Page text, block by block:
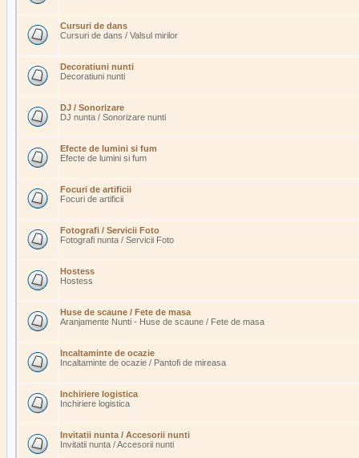
Cursuri de dans
Cursuri de dans / Valsul mirilor
Decoratiuni nunti
Decoratiuni nunti
DJ / Sonorizare
DJ nunta / Sonorizare nunti
Efecte de lumini si fum
Efecte de lumini si fum
Focuri de artificii
Focuri de artificii
Fotografi / Servicii Foto
Fotografi nunta / Servicii Foto
Hostess
Hostess
Huse de scaune / Fete de masa
Aranjamente Nunti - Huse de scaune / Fete de masa
Incaltaminte de ocazie
Incaltaminte de ocazie / Pantofi de mireasa
Inchiriere logistica
Inchiriere logistica
Invitatii nunta / Accesorii nunti
Invitatii nunta / Accesorii nunti